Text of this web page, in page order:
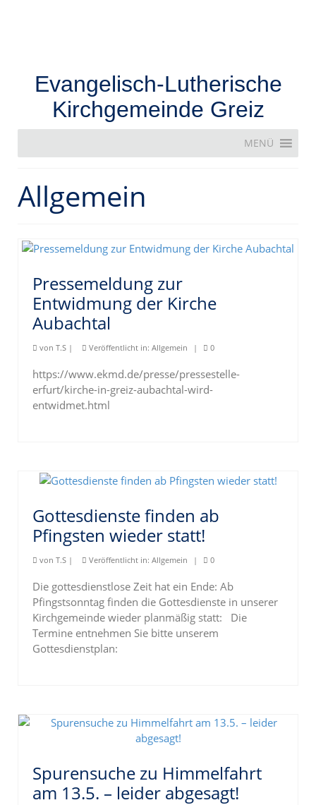
Evangelisch-Lutherische
Kirchgemeinde Greiz
MENÜ
Allgemein
Pressemeldung zur
Entwidmung der Kirche
Aubachtal
von T.S | Veröffentlicht in: Allgemein | 0
https://www.ekmd.de/presse/pressestelle-
erfurt/kirche-in-greiz-aubachtal-wird-
entwidmet.html
Gottesdienste finden ab
Pfingsten wieder statt!
von T.S | Veröffentlicht in: Allgemein | 0
Die gottesdienstlose Zeit hat ein Ende: Ab
Pfingstsonntag finden die Gottesdienste in unserer
Kirchgemeinde wieder planmäßig statt: Die
Termine entnehmen Sie bitte unserem
Gottesdienstplan:
Spurensuche zu Himmelfahrt
am 13.5. – leider abgesagt!